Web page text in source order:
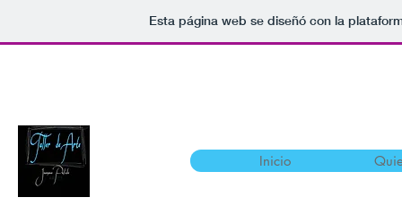
Esta página web se diseñó con la
TALLER DE ARTE. JUANMA
Inicio